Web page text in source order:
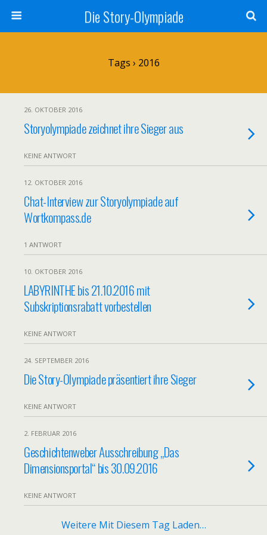
Die Story-Olympiade
Tags › 2016
26. OKTOBER 2016
Storyolympiade zeichnet ihre Sieger aus
KEINE ANTWORT
12. OKTOBER 2016
Chat-Interview zur Storyolympiade auf
Wortkompass.de
1 ANTWORT
10. OKTOBER 2016
LABYRINTHE bis 21.10.2016 mit
Subskriptionsrabatt vorbestellen
KEINE ANTWORT
24. SEPTEMBER 2016
Die Story-Olympiade präsentiert ihre Sieger
KEINE ANTWORT
2. FEBRUAR 2016
Geschichtenweber Ausschreibung „Das
Dimensionsportal“ bis 30.09.2016
KEINE ANTWORT
Weitere Mit Diesem Tag Laden…